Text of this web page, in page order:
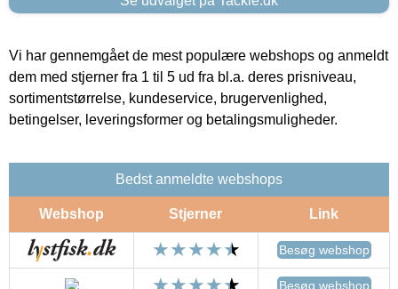
Vi har gennemgået de mest populære webshops og anmeldt
dem med stjerner fra 1 til 5 ud fra bl.a. deres prisniveau,
sortimentstørrelse, kundeservice, brugervenlighed,
betingelser, leveringsformer og betalingsmuligheder.
Bedst anmeldte webshops
Webshop Stjerner Link
Besøg webshop
Besøg webshop